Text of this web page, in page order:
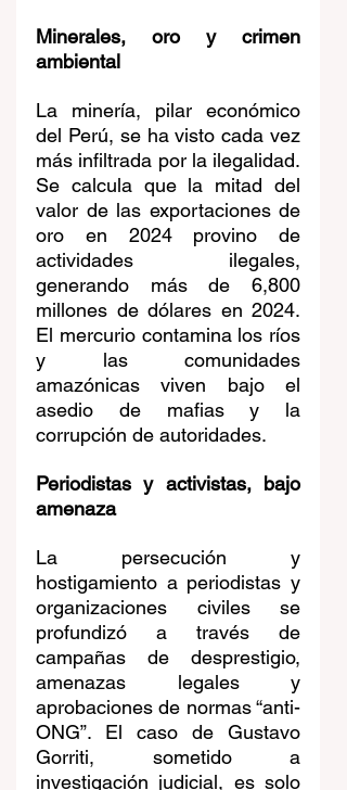
Minerales, oro y crimen
ambiental
La minería, pilar económico
del Perú, se ha visto cada vez
más infiltrada por la ilegalidad.
Se calcula que la mitad del
valor de las exportaciones de
oro en 2024 provino de
actividades ilegales,
generando más de 6,800
millones de dólares en 2024.
El mercurio contamina los ríos
y las comunidades
amazónicas viven bajo el
asedio de mafias y la
corrupción de autoridades.
Periodistas y activistas, bajo
amenaza
La persecución y
hostigamiento a periodistas y
organizaciones civiles se
profundizó a través de
campañas de desprestigio,
amenazas legales y
aprobaciones de normas “anti-
ONG”. El caso de Gustavo
Gorriti, sometido a
investigación judicial, es solo